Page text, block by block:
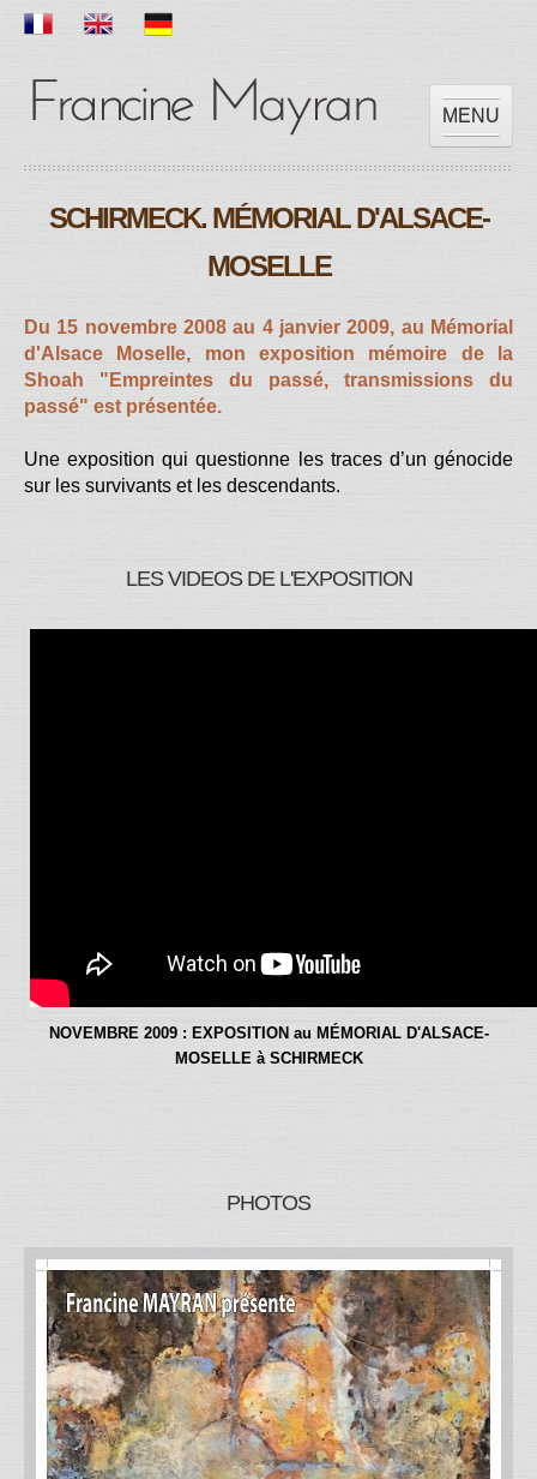
MENU
OEUVRES
EXPOSITIONS
PRESSES
VIDEOS
CONTACT
SCHIRMECK. MÉMORIAL D'ALSACE-
MOSELLE
Du 15 novembre 2008 au 4 janvier 2009, au Mémorial
d'Alsace Moselle, mon exposition mémoire de la
Shoah "Empreintes du passé, transmissions du
passé" est présentée.
Une exposition qui questionne les traces d’un génocide
sur les survivants et les descendants.
LES VIDEOS DE L'EXPOSITION
NOVEMBRE 2009 : EXPOSITION au MÉMORIAL D'ALSACE-
MOSELLE à SCHIRMECK
PHOTOS